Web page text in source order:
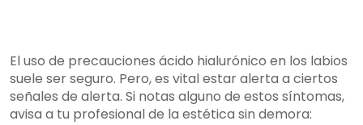
El uso de precauciones ácido hialurónico en los labios
suele ser seguro. Pero, es vital estar alerta a ciertos
señales de alerta. Si notas alguno de estos síntomas,
avisa a tu profesional de la estética sin demora: